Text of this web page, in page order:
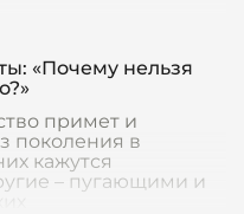
«Почему нельзя
примет и
поколения в
кажутся
– пугающими и